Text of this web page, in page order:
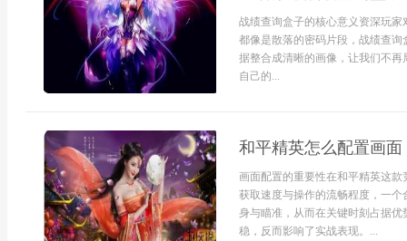
战绩查询盒子的核心意义资深玩
都像是散落的密码片段，战绩查
据整合成清晰的画像，让我们不
自己的...
和平精英怎么配置画
画面配置的重要性在和平精英这
获取速度与操作的流畅程度，一
身与瞄准，从而在关键时刻占据
稳，反而影响了实战表现。...